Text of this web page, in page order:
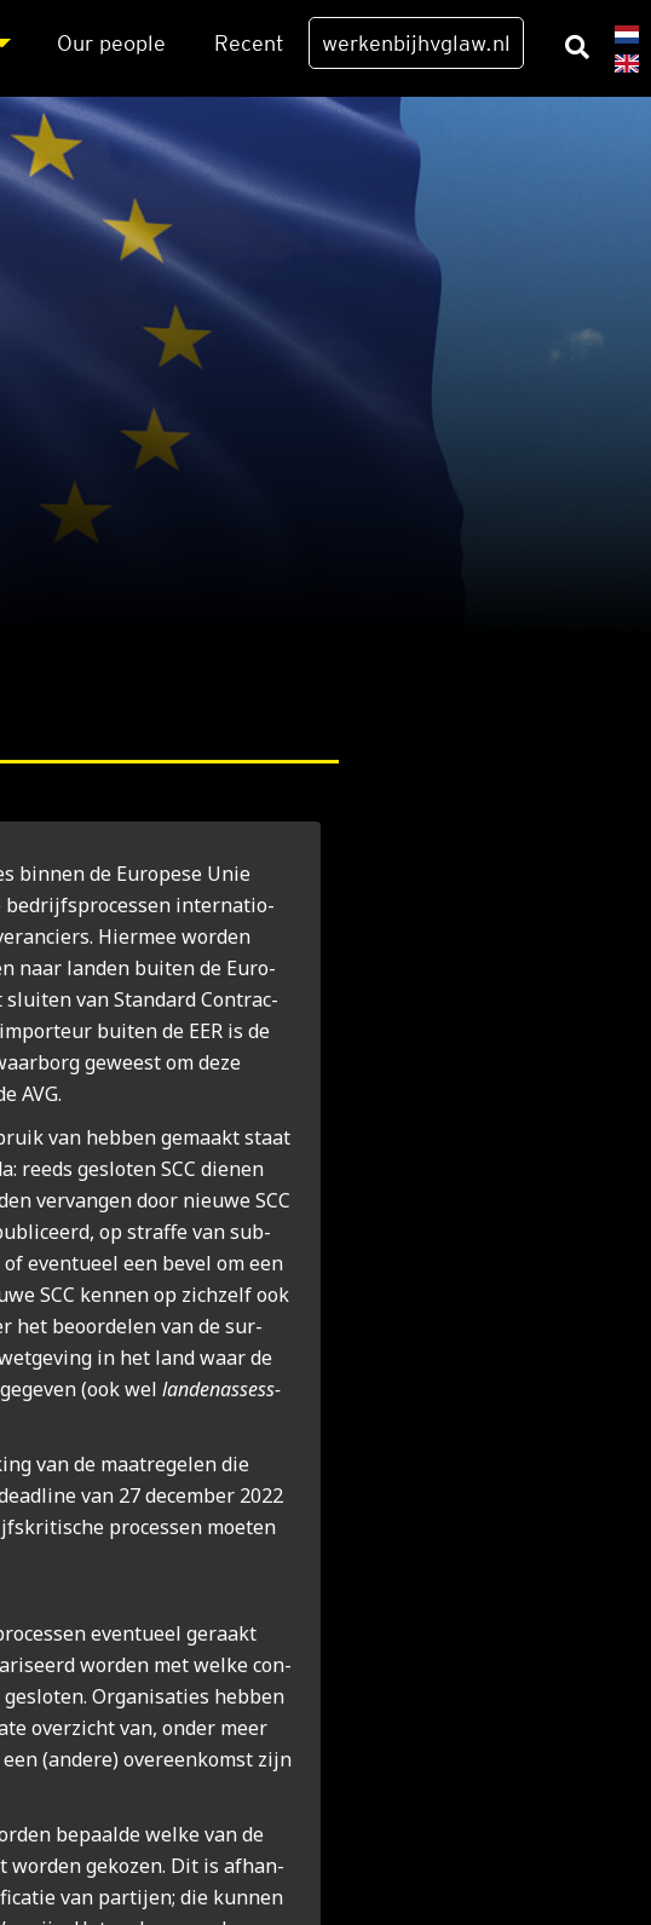
Our peo­p­le Recent werkenbijhvglaw.nl
bin­nen de Euro­pe­se Unie
inter­na­ti­o­
Hier­mee wor­den
naar lan­den bui­ten de Euro­
slui­ten van Standard Con­trac­
bui­ten de EER is de
geweest om deze
AVG.
van heb­ben gemaakt staat
reeds geslo­ten SCC die­nen
ver­van­gen door nieu­we SCC
op straf­fe van sub­
even­tu­eel een bevel om een
SCC ken­nen op zich­zelf ook
het beoor­de­len van de sur­
in het land waar de
(ook wel lan­den­as­sess­
van de maat­re­ge­len die
van 27 decem­ber 2022
pro­ces­sen moe­ten
even­tu­eel geraakt
wor­den met wel­ke con­
Orga­ni­sa­ties heb­ben
over­zicht van, onder meer
(ande­re) over­een­komst zijn
bepaal­de wel­ke van de
wor­den geko­zen. Dit is afhan­
van par­tij­en; die kun­nen